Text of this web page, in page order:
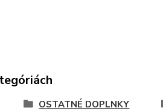
OSTATNÉ DOPLNKY